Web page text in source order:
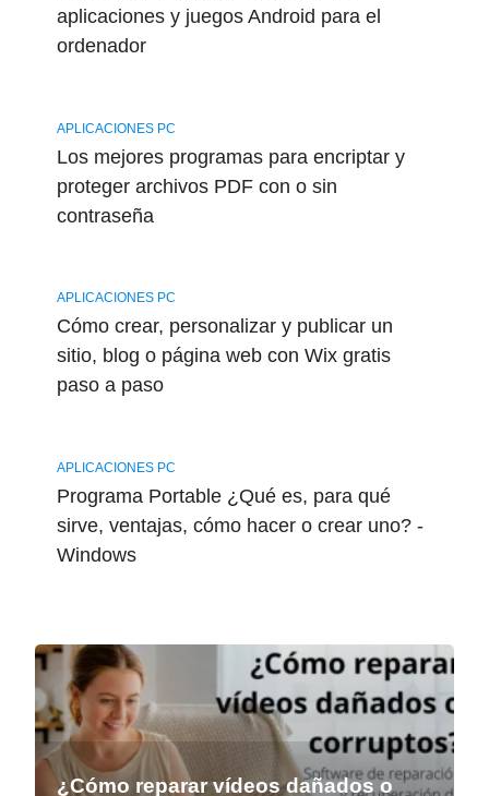
aplicaciones y juegos Android para el
ordenador
APLICACIONES PC
Los mejores programas para encriptar y
proteger archivos PDF con o sin
contraseña
APLICACIONES PC
Cómo crear, personalizar y publicar un
sitio, blog o página web con Wix gratis
paso a paso
APLICACIONES PC
Programa Portable ¿Qué es, para qué
sirve, ventajas, cómo hacer o crear uno? -
Windows
¿Cómo reparar vídeos dañados o